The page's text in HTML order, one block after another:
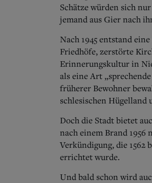
Schätze würden sich
jemand aus Gier nach
Nach 1945 entstand
Friedhöfe, zerstörte
Erinnerungskultur in
als eine Art
früherer Bewohner
schlesischen Hügelland
Doch die Stadt bietet
nach einem Brand
Verkündigung, die 1562
errichtet wurde.
Und bald schon wird